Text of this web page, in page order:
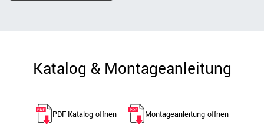
Katalog & Montageanleitung
PDF-Katalog öffnen Montageanleitung öffnen